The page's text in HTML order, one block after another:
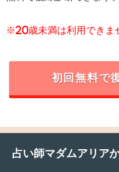
※20歳未満は利用できま
初回無料で
占い師マダムアリア